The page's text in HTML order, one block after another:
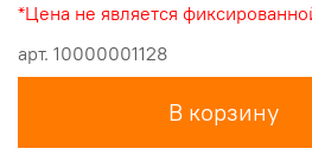
арт. 10000001128
*Цена не является
В корзину